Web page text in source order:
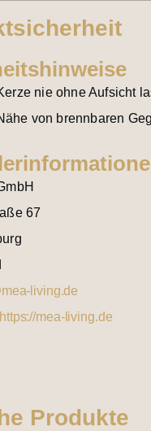
nie ohne Aufsicht
von brennbaren
67
living.de
https://mea-living.de
Produkte